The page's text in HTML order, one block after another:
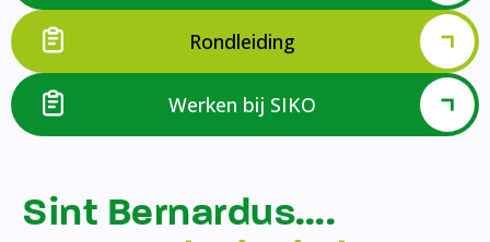
Rondleiding
Werken bij SIKO
Sint Bernardus….